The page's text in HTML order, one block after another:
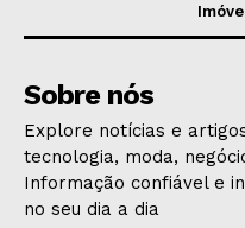
Sobre nós
Explore notícias e
tecnologia, moda,
Informação confiável e
no seu dia a dia